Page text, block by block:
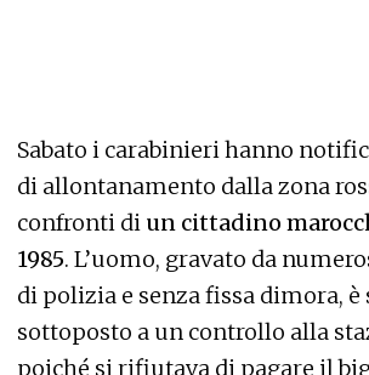
Sabato i carabinieri hanno
di allontanamento dalla zona
confronti di un cittadino
1985. L’uomo, gravato da
di polizia e senza fissa dimora, è
sottoposto a un controllo alla
poiché si rifiutava di pagare il